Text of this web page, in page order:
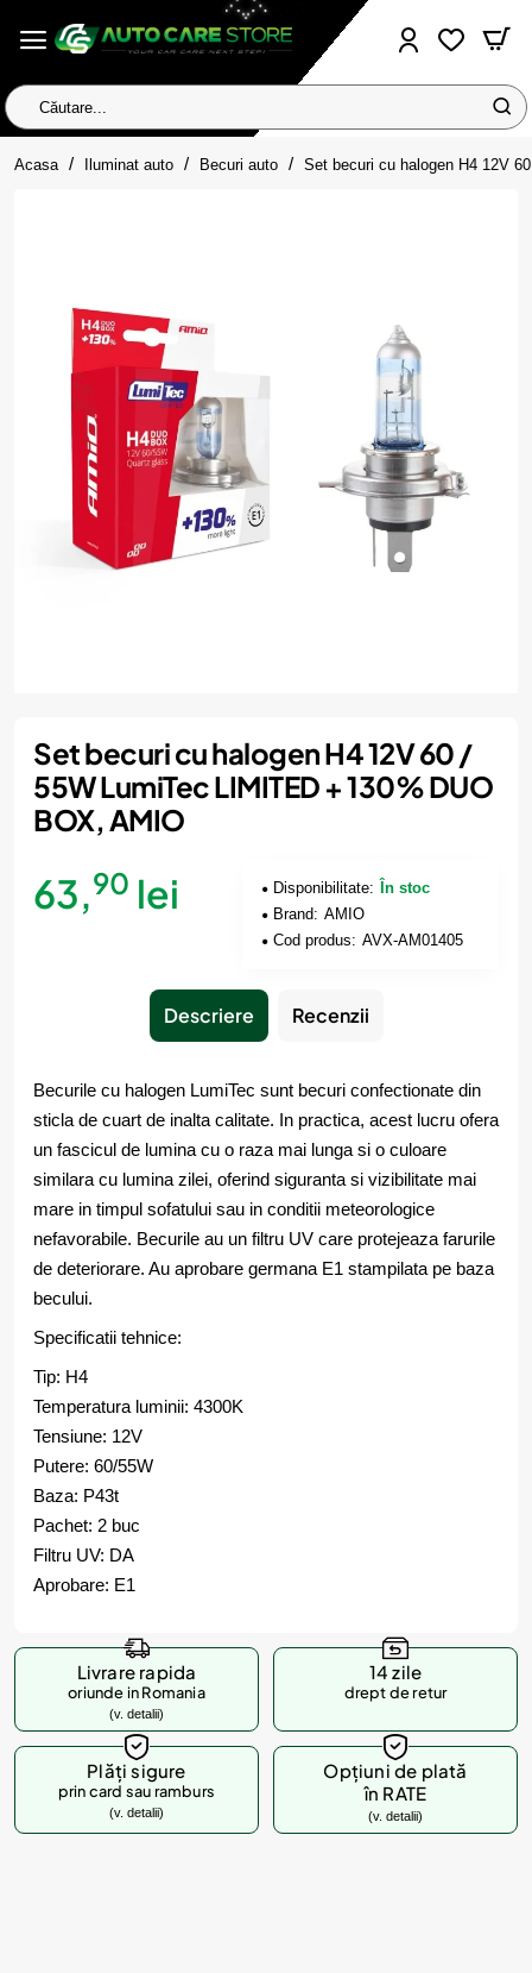
Căutare...
Acasa homeIluminat auto Becuri auto Set becuri cu halogen H4 12V
Set becuri cu halogen H4 12V 60 /
55W LumiTec LIMITED + 130% DUO
BOX, AMIO
63,90 lei Disponibilitate:
În stoc
Brand: AMIO
Cod produs: AVX-AM01405
Descriere Recenzii
Becurile cu halogen LumiTec sunt becuri confectionate din
sticla de cuart de inalta calitate. In practica, acest lucru ofera
un fascicul de lumina cu o raza mai lunga si o culoare
similara cu lumina zilei, oferind siguranta si vizibilitate mai
mare in timpul sofatului sau in conditii meteorologice
nefavorabile. Becurile au un filtru UV care protejeaza farurile
de deteriorare. Au aprobare germana E1 stampilata pe baza
becului.
Specificatii tehnice:
Tip: H4
Temperatura luminii: 4300K
Tensiune: 12V
Putere: 60/55W
Baza: P43t
Pachet: 2 buc
Filtru UV: DA
Aprobare: E1
Livrare rapida
oriunde in Romania
(v. detalii)
14 zile
drept de retur
Plăți sigure
prin card sau ramburs
(v. detalii)
Opțiuni de plată
în RATE
(v. detalii)